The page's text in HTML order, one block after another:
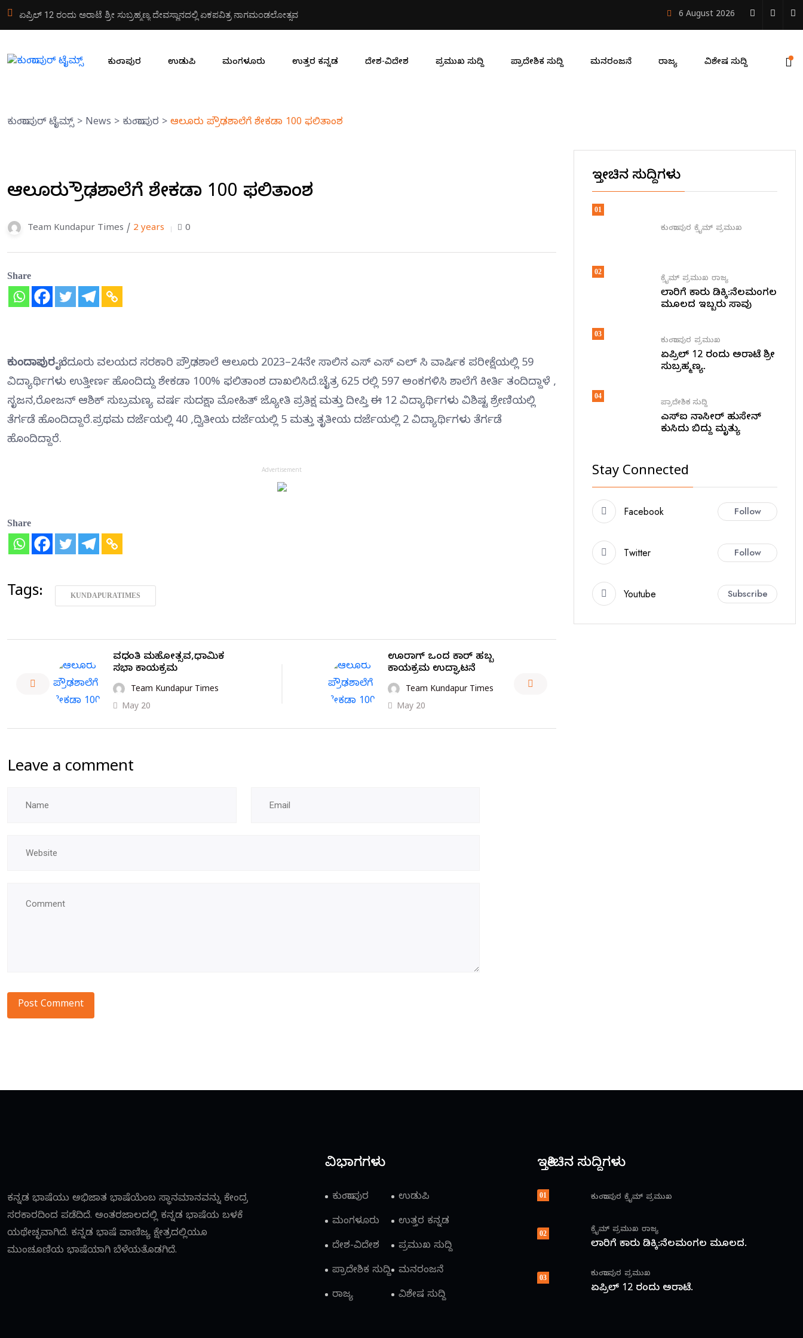
ಏಪ್ರಿಲ್ 12 ರಂದು ಅರಾಟೆ ಶ್ರೀ ಸುಬ್ರಹ್ಮಣ್ಯ ದೇವಸ್ಥಾನದಲ್ಲಿ ಏಕಪವಿತ್ರ ನಾಗಮಂಡಲೋತ್ಸವ 6 August 2026
ಕುಂದಾಪುರ ಉಡುಪಿ ಮಂಗಳೂರು ಉತ್ತರ ಕನ್ನಡ ದೇಶ-ವಿದೇಶ ಪ್ರಮುಖ ಸುದ್ದಿ ಪ್ರಾದೇಶಿಕ ಸುದ್ದಿ ಮನರಂಜನೆ ರಾಜ್ಯ ವಿಶೇಷ ಸುದ್ದಿ
ಕುಂದಾಪುರ್ ಟೈಮ್ಸ್> News > ಕುಂದಾಪುರ > ಆಲೂರು ಪ್ರೌಢಶಾಲೆಗೆ ಶೇಕಡಾ 100 ಫಲಿತಾಂಶ
ಆಲೂರು ಪ್ರೌಢಶಾಲೆಗೆ ಶೇಕಡಾ 100 ಫಲಿತಾಂಶ
Team Kundapur Times / 2 years 0
Share
ಕುಂದಾಪುರ-ಬೈಂದೂರು ವಲಯದ ಸರಕಾರಿ ಪ್ರೌಢಶಾಲೆ ಆಲೂರು 2023–24ನೇ ಸಾಲಿನ ಎಸ್ ಎಸ್ ಎಲ್ ಸಿ ವಾರ್ಷಿಕ ಪರೀಕ್ಷೆಯಲ್ಲಿ 59
ವಿದ್ಯಾರ್ಥಿಗಳು ಉತ್ತೀರ್ಣ ಹೊಂದಿದ್ದು ಶೇಕಡಾ 100% ಫಲಿತಾಂಶ ದಾಖಲಿಸಿದೆ.ಚೈತ್ರ 625 ರಲ್ಲಿ 597 ಅಂಕಗಳಿಸಿ ಶಾಲೆಗೆ ಕೀರ್ತಿ ತಂದಿದ್ದಾಳೆ ,
ಸೃಜನ,ರೋಜನ್ ಆಶಿಕ್ ಸುಬ್ರಮಣ್ಯ ವರ್ಷ ಸುದಕ್ಷಾ ಮೋಹಿತ್ ಜ್ಯೋತಿ ಪ್ರತಿಕ್ಷ ಮತ್ತು ದೀಪ್ತಿ ಈ 12 ವಿದ್ಯಾರ್ಥಿಗಳು ವಿಶಿಷ್ಟ ಶ್ರೇಣಿಯಲ್ಲಿ
ತೆರ್ಗಡೆ ಹೊಂದಿದ್ದಾರೆ.ಪ್ರಥಮ ದರ್ಜೆಯಲ್ಲಿ 40 ,ದ್ವಿತೀಯ ದರ್ಜೆಯಲ್ಲಿ 5 ಮತ್ತು ತೃತೀಯ ದರ್ಜೆಯಲ್ಲಿ 2 ವಿದ್ಯಾರ್ಥಿಗಳು ತೆರ್ಗಡೆ
ಹೊಂದಿದ್ದಾರೆ.
Advertisement
Share
Tags: KUNDAPURATIMES
ವರ್ಧಂತಿ ಮಹೋತ್ಸವ,ಧಾರ್ಮಿಕ
ಸಭಾ ಕಾರ್ಯಕ್ರಮ
Team Kundapur Times
May 20
ಊರಾಗ್ ಒಂದ ಕಾರ್ ಹಬ್ಬ
ಕಾರ್ಯಕ್ರಮ ಉದ್ಘಾಟನೆ
Team Kundapur Times
May 20
Leave a comment
ಇತ್ತೀಚಿನ ಸುದ್ದಿಗಳು
01
ಕುಂದಾಪುರ ಕ್ರೈಮ್ ಪ್ರಮುಖ
02
ಕ್ರೈಮ್ ಪ್ರಮುಖ ರಾಜ್ಯ
ಲಾರಿಗೆ ಕಾರು ಡಿಕ್ಕಿ:ನೆಲಮಂಗಲ
ಮೂಲದ ಇಬ್ಬರು ಸಾವು
03
ಕುಂದಾಪುರ ಪ್ರಮುಖ
ಏಪ್ರಿಲ್ 12 ರಂದು ಅರಾಟೆ ಶ್ರೀ
ಸುಬ್ರಹ್ಮಣ್ಯ.
04
ಪ್ರಾದೇಶಿಕ ಸುದ್ದಿ
ಎಸ್ಐ ನಾಸೀರ್ ಹುಸೇನ್
ಕುಸಿದು ಬಿದ್ದು ಮೃತ್ಯು
Stay Connected
Facebook Follow
Twitter Follow
Youtube Subscribe
ಕನ್ನಡ ಭಾಷೆಯು ಅಭಿಜಾತ ಭಾಷೆಯೆಂಬ ಸ್ಥಾನಮಾನವನ್ನು ಕೇಂದ್ರ
ಸರಕಾರದಿಂದ ಪಡೆದಿದೆ. ಅಂತರಜಾಲದಲ್ಲಿ ಕನ್ನಡ ಭಾಷೆಯ ಬಳಕೆ
ಯಥೇಚ್ಛವಾಗಿದೆ. ಕನ್ನಡ ಭಾಷೆ ವಾಣಿಜ್ಯ ಕ್ಷೇತ್ರದಲ್ಲಿಯೂ
ಮುಂಚೂಣಿಯ ಭಾಷೆಯಾಗಿ ಬೆಳೆಯತೊಡಗಿದೆ.
ವಿಭಾಗಗಳು
ಕುಂದಾಪುರ
ಉಡುಪಿ
ಮಂಗಳೂರು
ಉತ್ತರ ಕನ್ನಡ
ದೇಶ-ವಿದೇಶ
ಪ್ರಮುಖ ಸುದ್ದಿ
ಪ್ರಾದೇಶಿಕ ಸುದ್ದಿ
ಮನರಂಜನೆ
ರಾಜ್ಯ
ವಿಶೇಷ ಸುದ್ದಿ
ಇತ್ತೀಚಿನ ಸುದ್ದಿಗಳು
01 ಕುಂದಾಪುರ ಕ್ರೈಮ್ ಪ್ರಮುಖ
02 ಕ್ರೈಮ್ ಪ್ರಮುಖ ರಾಜ್ಯ
ಲಾರಿಗೆ ಕಾರು ಡಿಕ್ಕಿ:ನೆಲಮಂಗಲ ಮೂಲದ.
03 ಕುಂದಾಪುರ ಪ್ರಮುಖ
ಏಪ್ರಿಲ್ 12 ರಂದು ಅರಾಟೆ.